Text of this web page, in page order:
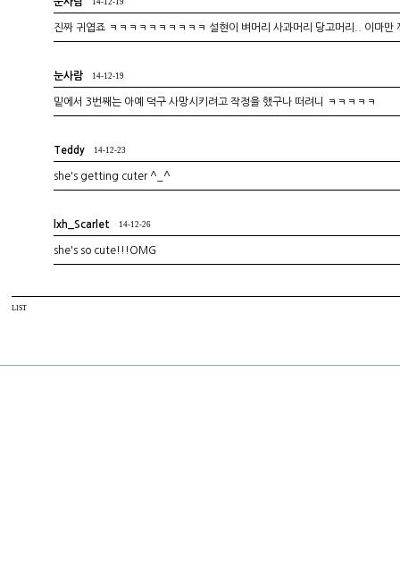
14-12-19
진짜 귀엽죠 ㅋㅋㅋㅋㅋㅋㅋㅋㅋㅋ 설현이 벼머리 사과머리 당고머리.. 이마
눈사람 14-12-19
밑에서 3번째는 아예 덕구 사망시키려고 작정을 했구나 떠려니 ㅋㅋㅋㅋㅋ
Teddy 14-12-23
she's getting cuter ^_^
lxh_Scarlet 14-12-26
she's so cute!!!OMG
LIST